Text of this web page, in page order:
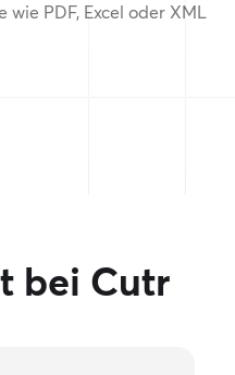
PDF, Excel oder XML
bei Cutr